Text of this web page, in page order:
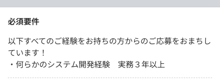
必須要件
以下すべてのご経験をお持ちの方からのご応募をおまちし
ています！
・何らかのシステム開発経験 実務３年以上